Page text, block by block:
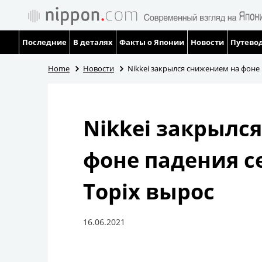
Последние В деталях Факты о Японии Новости
Home Новости Nikkei закрылся снижением на
Nikkei
фоне падения
Topix вырос
16.06.2021